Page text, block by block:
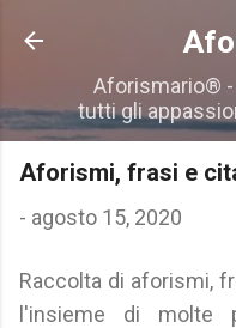
Passa ai
Aforismario®
tutti gli
Aforismi, frasi e
- agosto 15, 2020
Raccolta di aforismi,
l'insieme di molte